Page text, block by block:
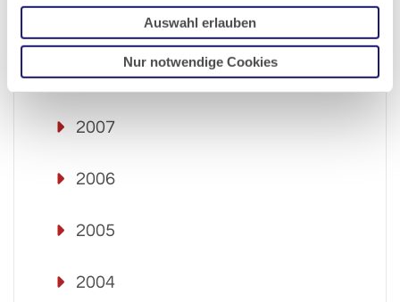
Auswahl erlauben
Nur notwendige Cookies
2008
2007
2006
2005
2004